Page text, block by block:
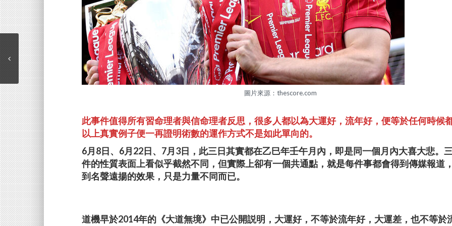
圖片來源：thescore.com
此事件值得所有習命理者與信命理者反思，很多人都以為大運好，流年好，便等於任何時候
以上真實例子便一再證明術數的運作方式不是如此單向的。
6月8日、6月22日、7月3日，此三日其實都在乙巳年壬午月內，即是同一個月內大喜大悲。
件的性質表面上看似乎截然不同，但實際上卻有一個共通點，就是每件事都會得到傳媒報道
到名聲遠揚的效果，只是力量不同而已。
道機早於2014年的《大道無境》中已公開説明，大運好，不等於流年好，大運差，也不等於